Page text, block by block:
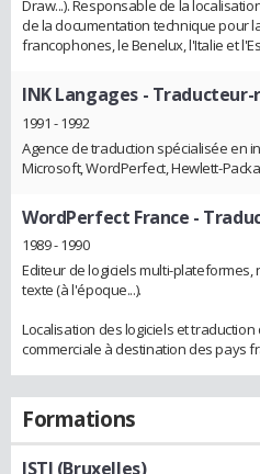
Draw...). Responsable de la
de la documentation technique pour
francophones, le Benelux, l'Italie et
INK Langages- Traducteur-
1991 - 1992
Agence de traduction spécialisée en
Microsoft, WordPerfect, Hewlett-
WordPerfect France -
1989 - 1990
Editeur de logiciels multi-
texte (à l'époque...).
Localisation des logiciels et
commerciale à destination des pays
Formations
ISTI (Bruxelles)